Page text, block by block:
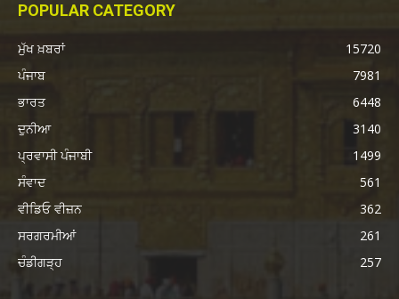
POPULAR CATEGORY
ਮੁੱਖ ਖ਼ਬਰਾਂ
15720
ਪੰਜਾਬ
7981
ਭਾਰਤ
6448
ਦੁਨੀਆ
3140
ਪ੍ਰਵਾਸੀ ਪੰਜਾਬੀ
1499
ਸੰਵਾਦ
561
ਵੀਡਿਓ ਵੀਜ਼ਨ
362
ਸਰਗਰਮੀਆਂ
261
ਚੰਡੀਗੜ੍ਹ
257